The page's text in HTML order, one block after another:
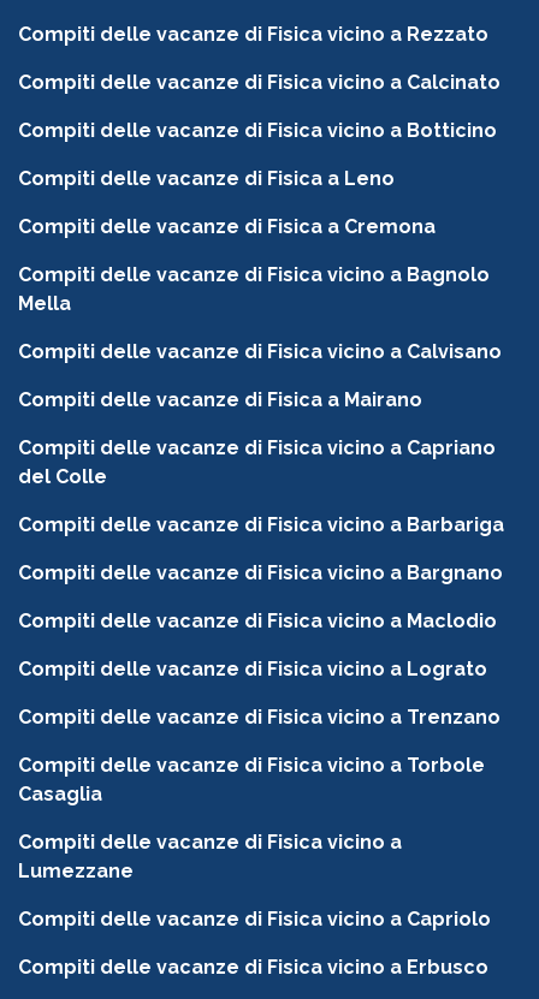
Compiti delle vacanze di Fisica vicino a Rezzato
Compiti delle vacanze di Fisica vicino a Calcinato
Compiti delle vacanze di Fisica vicino a Botticino
Compiti delle vacanze di Fisica a Leno
Compiti delle vacanze di Fisica a Cremona
Compiti delle vacanze di Fisica vicino a Bagnolo
Mella
Compiti delle vacanze di Fisica vicino a Calvisano
Compiti delle vacanze di Fisica a Mairano
Compiti delle vacanze di Fisica vicino a Capriano
del Colle
Compiti delle vacanze di Fisica vicino a Barbariga
Compiti delle vacanze di Fisica vicino a Bargnano
Compiti delle vacanze di Fisica vicino a Maclodio
Compiti delle vacanze di Fisica vicino a Lograto
Compiti delle vacanze di Fisica vicino a Trenzano
Compiti delle vacanze di Fisica vicino a Torbole
Casaglia
Compiti delle vacanze di Fisica vicino a
Lumezzane
Compiti delle vacanze di Fisica vicino a Capriolo
Compiti delle vacanze di Fisica vicino a Erbusco